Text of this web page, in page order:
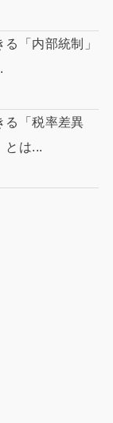
る「内部統制」
る「税率差異
とは...